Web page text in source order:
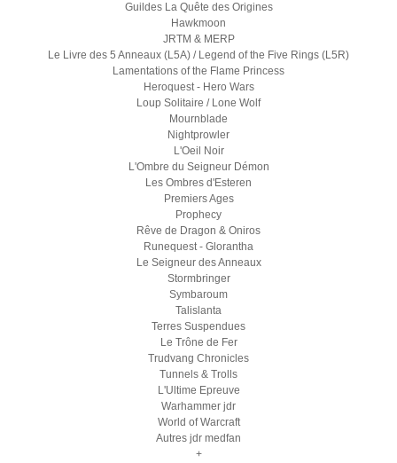
Guildes La Quête des Origines
Hawkmoon
JRTM & MERP
Le Livre des 5 Anneaux (L5A) / Legend of the Five Rings (L5R)
Lamentations of the Flame Princess
Heroquest - Hero Wars
Loup Solitaire / Lone Wolf
Mournblade
Nightprowler
L'Oeil Noir
L'Ombre du Seigneur Démon
Les Ombres d'Esteren
Premiers Ages
Prophecy
Rêve de Dragon & Oniros
Runequest - Glorantha
Le Seigneur des Anneaux
Stormbringer
Symbaroum
Talislanta
Terres Suspendues
Le Trône de Fer
Trudvang Chronicles
Tunnels & Trolls
L'Ultime Epreuve
Warhammer jdr
World of Warcraft
Autres jdr medfan
+